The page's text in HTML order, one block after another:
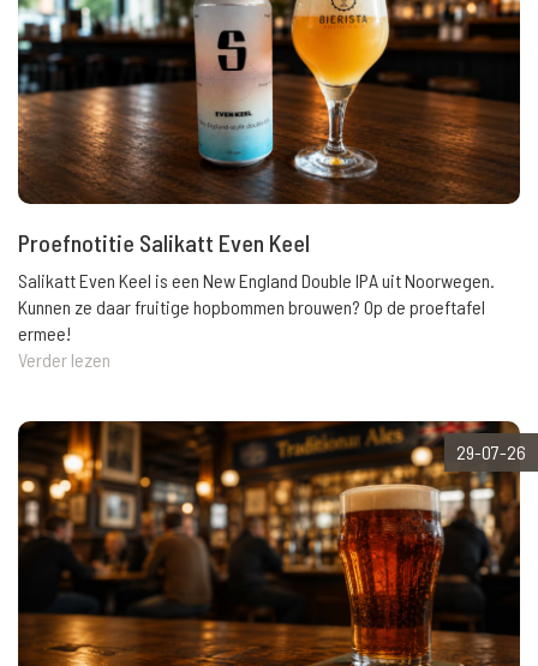
Proefnotitie Salikatt Even Keel
Salikatt Even Keel is een New England Double IPA uit Noorwegen.
Kunnen ze daar fruitige hopbommen brouwen? Op de proeftafel
ermee!
Verder lezen
29-07-26